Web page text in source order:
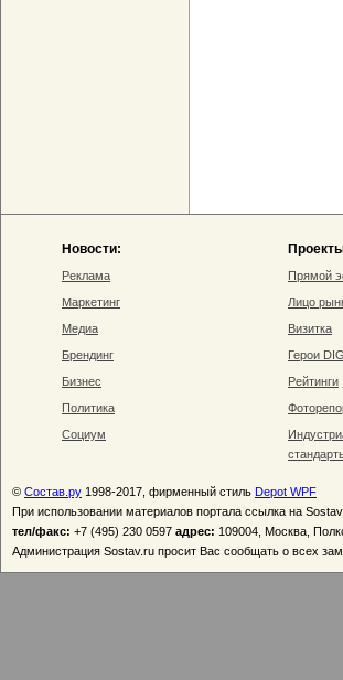
Новости:
Реклама
Маркетинг
Медиа
Брендинг
Бизнес
Политика
Социум
Прямой
Лицо
Визитка
Герои
Рейтинги
© Состав.ру 1998-2017, фирменный стиль Depot WPF
При использовании материалов портала ссылка на
тел/факс: +7 (495) 230 0597 адрес: 109004, Москва,
Администрация Sostav.ru просит Вас сообщать о всех